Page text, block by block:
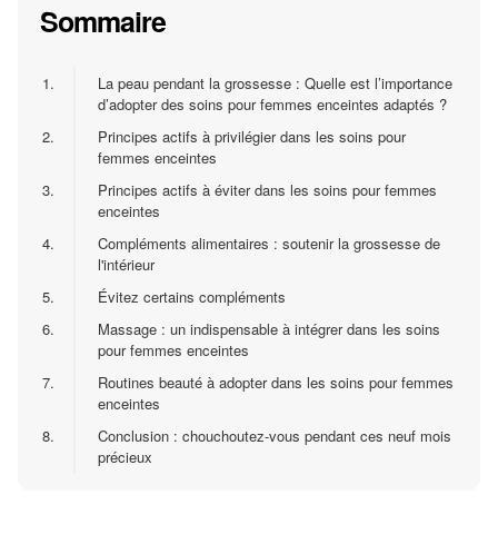
Sommaire
1.
La peau pendant la grossesse : Quelle est l’importance
d’adopter des soins pour femmes enceintes adaptés ?
2.
Principes actifs à privilégier dans les soins pour
femmes enceintes
3.
Principes actifs à éviter dans les soins pour femmes
enceintes
4.
Compléments alimentaires : soutenir la grossesse de
l'intérieur
5.
Évitez certains compléments
6.
Massage : un indispensable à intégrer dans les soins
pour femmes enceintes
7.
Routines beauté à adopter dans les soins pour femmes
enceintes
8.
Conclusion : chouchoutez-vous pendant ces neuf mois
précieux